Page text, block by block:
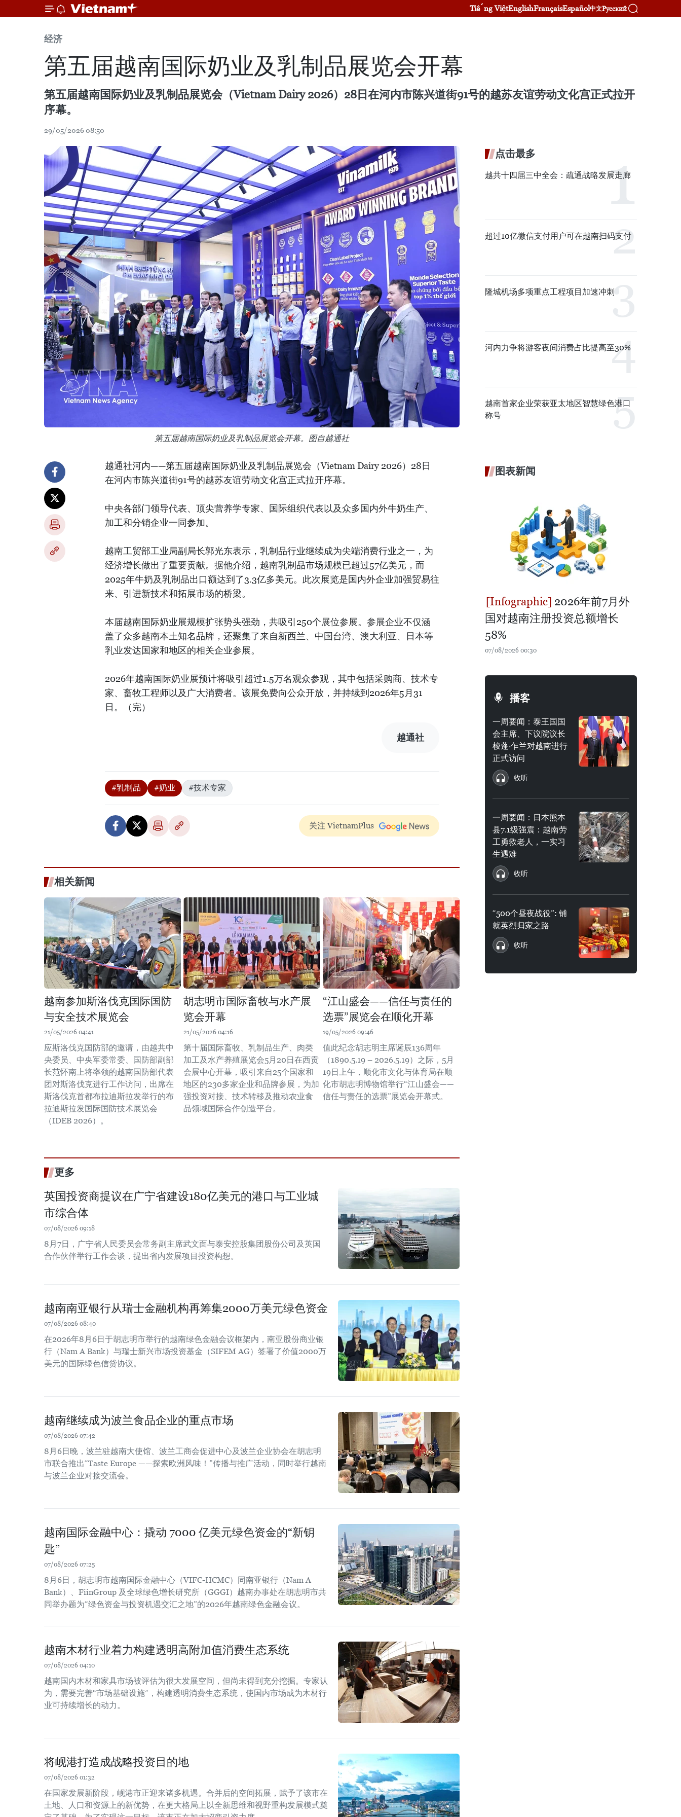
Tiếng ViệtEnglishFrançaisEspañol中文Русский
经济
第五届越南国际奶业及乳制品展览会开幕
第五届越南国际奶业及乳制品展览会（Vietnam Dairy 2026）28日在河内市陈兴道街91号的越苏友谊劳动文化宫正式拉开
序幕。
29/05/2026 08:50
第五届越南国际奶业及乳制品展览会开幕。图自越通社
越通社河内——第五届越南国际奶业及乳制品展览会（Vietnam Dairy 2026）28日
在河内市陈兴道街91号的越苏友谊劳动文化宫正式拉开序幕。
中央各部门领导代表、顶尖营养学专家、国际组织代表以及众多国内外牛奶生产、
加工和分销企业一同参加。
越南工贸部工业局副局长郭光东表示，乳制品行业继续成为尖端消费行业之一，为
经济增长做出了重要贡献。据他介绍，越南乳制品市场规模已超过57亿美元，而
2025年牛奶及乳制品出口额达到了3.3亿多美元。此次展览是国内外企业加强贸易往
来、引进新技术和拓展市场的桥梁。
本届越南国际奶业展规模扩张势头强劲，共吸引250个展位参展。参展企业不仅涵
盖了众多越南本土知名品牌，还聚集了来自新西兰、中国台湾、澳大利亚、日本等
乳业发达国家和地区的相关企业参展。
2026年越南国际奶业展预计将吸引超过1.5万名观众参观，其中包括采购商、技术专
家、畜牧工程师以及广大消费者。该展免费向公众开放，并持续到2026年5月31
日。（完）
越通社
#乳制品 #奶业 #技术专家
关注 VietnamPlus
相关新闻
越南参加斯洛伐克国际国防
与安全技术展览会
21/05/2026 04:41
应斯洛伐克国防部的邀请，由越共中
央委员、中央军委常委、国防部副部
长范怀南上将率领的越南国防部代表
团对斯洛伐克进行工作访问，出席在
斯洛伐克首都布拉迪斯拉发举行的布
拉迪斯拉发国际国防技术展览会
（IDEB 2026）。
胡志明市国际畜牧与水产展
览会开幕
21/05/2026 04:16
第十届国际畜牧、乳制品生产、肉类
加工及水产养殖展览会5月20日在西贡
会展中心开幕，吸引来自25个国家和
地区的230多家企业和品牌参展，为加
强投资对接、技术转移及推动农业食
品领域国际合作创造平台。
“江山盛会——信任与责任的
选票”展览会在顺化开幕
19/05/2026 09:46
值此纪念胡志明主席诞辰136周年
（1890.5.19 – 2026.5.19）之际，5月
19日上午，顺化市文化与体育局在顺
化市胡志明博物馆举行“江山盛会——
信任与责任的选票”展览会开幕式。
更多
英国投资商提议在广宁省建设180亿美元的港口与工业城
市综合体
07/08/2026 09:18
8月7日，广宁省人民委员会常务副主席武文面与泰安控股集团股份公司及英国
合作伙伴举行工作会谈，提出省内发展项目投资构想。
越南南亚银行从瑞士金融机构再筹集2000万美元绿色资金
07/08/2026 08:40
在2026年8月6日于胡志明市举行的越南绿色金融会议框架内，南亚股份商业银
行（Nam A Bank）与瑞士新兴市场投资基金（SIFEM AG）签署了价值2000万
美元的国际绿色信贷协议。
越南继续成为波兰食品企业的重点市场
07/08/2026 07:42
8月6日晚，波兰驻越南大使馆、波兰工商会促进中心及波兰企业协会在胡志明
市联合推出“Taste Europe ——探索欧洲风味！”传播与推广活动，同时举行越南
与波兰企业对接交流会。
越南国际金融中心：撬动 7000 亿美元绿色资金的“新钥
匙”
07/08/2026 07:25
8月6日，胡志明市越南国际金融中心（VIFC-HCMC）同南亚银行（Nam A
Bank）、FiinGroup 及全球绿色增长研究所（GGGI）越南办事处在胡志明市共
同举办题为“绿色资金与投资机遇交汇之地”的2026年越南绿色金融会议。
越南木材行业着力构建透明高附加值消费生态系统
07/08/2026 04:10
越南国内木材和家具市场被评估为很大发展空间，但尚未得到充分挖掘。专家认
为，需要完善“市场基础设施”，构建透明消费生态系统，使国内市场成为木材行
业可持续增长的动力。
将岘港打造成战略投资目的地
07/08/2026 01:32
在国家发展新阶段，岘港市正迎来诸多机遇。合并后的空间拓展，赋予了该市在
土地、人口和资源上的新优势，在更大格局上以全新思维和视野重构发展模式奠
点击最多
越共十四届三中全会：疏通战略发展走廊
超过10亿微信支付用户可在越南扫码支付
隆城机场多项重点工程项目加速冲刺
河内力争将游客夜间消费占比提高至30%
越南首家企业荣获亚太地区智慧绿色港口
称号
图表新闻
2026年前7月外
国对越南注册投资总额增长
58%
07/08/2026 00:30
播客
一周要闻：泰王国国
会主席、下议院议长
梭蓬·乍兰对越南进行
正式访问
收听
一周要闻：日本熊本
县7.1级强震：越南劳
工勇救老人，一实习
生遇难
收听
“500个昼夜战役”: 铺
就英烈归家之路
收听